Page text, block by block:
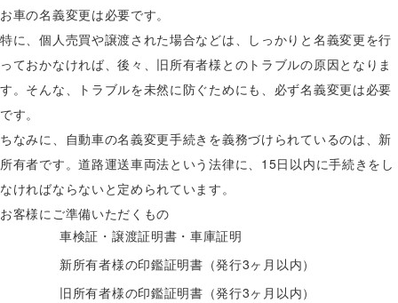
お車の名義変更は必要です。
特に、個人売買や譲渡された場合などは、しっかりと名義変更を行
っておかなければ、後々、旧所有者様とのトラブルの原因となりま
す。そんな、トラブルを未然に防ぐためにも、必ず名義変更は必要
です。
ちなみに、自動車の名義変更手続きを義務づけられているのは、新
所有者です。道路運送車両法という法律に、15日以内に手続きをし
なければならないと定められています。
お客様にご準備いただくもの
車検証・譲渡証明書・車庫証明
新所有者様の印鑑証明書（発行3ヶ月以内）
旧所有者様の印鑑証明書（発行3ヶ月以内）